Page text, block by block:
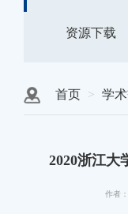
资源下载
首页 学
2020浙江大
作者：